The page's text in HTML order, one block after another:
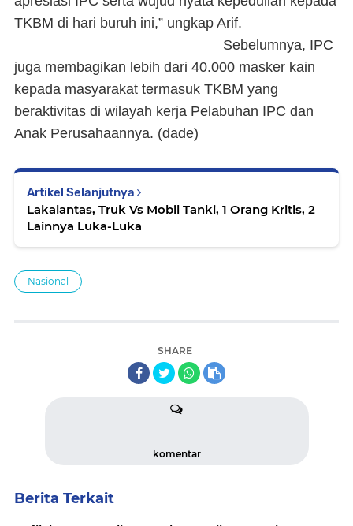
TKBM di hari buruh ini,” ungkap Arif.
Sebelumnya, IPC
juga membagikan lebih dari 40.000 masker kain
kepada masyarakat termasuk TKBM yang
beraktivitas di wilayah kerja Pelabuhan IPC dan
Anak Perusahaannya. (dade)
Artikel Selanjutnya
Lakalantas, Truk Vs Mobil Tanki, 1 Orang Kritis, 2
Lainnya Luka-Luka
Nasional
SHARE
komentar
Berita Terkait